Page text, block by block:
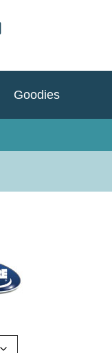
Goodies